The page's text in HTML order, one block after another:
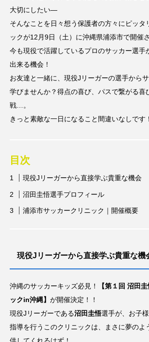
アスリート・スポーツ関連のお金事情
アスリート飯 インタビュー
サッカー スクワット スタ
スポスルカップ スポスルダイエッ
スポーツ辞典
チケット チーム・スクール紹介
トップ選手への道のり
バンジージャンプ
ブンデスリーガ マスコット
人気上昇スポーツを知る
力士 問題
大切にしたい―
そんなことを日々想う保護者の方々にピッタ
ックが12月9日（土）に沖縄県浦添市で開催
今も現役で活躍しているプロのサッカー選手
出来る機会！
お友達と一緒に、現役Jリーガーの選手から
学びませんか？得点の喜び、パスで繋がる喜
戦…。
きっと素敵な一日になること間違いなしです！
目次
現役Jリーガーから直接学ぶ貴重な機会
沼田圭悟選手プロフィール
浦添市サッカークリニック｜開催概要
現役Jリーガーから直接学ぶ貴重な機
沖縄のサッカーキッズ必見！
【第１回 沼田
ックin沖縄】 が開催決定！！
現役Jリーガーである沼田圭悟選手が、お子
指導を行うこのクリニックは、まさに夢のよ